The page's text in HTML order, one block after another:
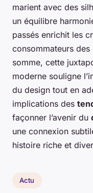
marient avec des
un équilibre
passés enrichit les
consommateurs
somme, cette
moderne souligne
du design tout en
implications des
façonner l’avenir du
une connexion
histoire riche et
Actu